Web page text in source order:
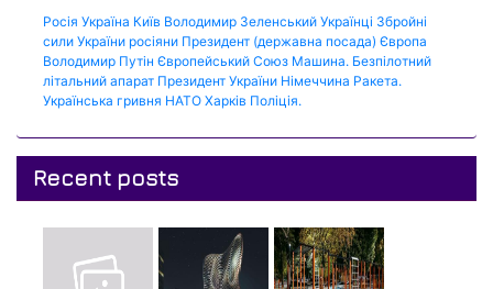
Росія Україна Київ Володимир Зеленський Українці Збройні
сили України росіяни Президент (державна посада) Європа
Володимир Путін Європейський Союз Машина. Безпілотний
літальний апарат Президент України Німеччина Ракета.
Українська гривня НАТО Харків Поліція.
Recent posts